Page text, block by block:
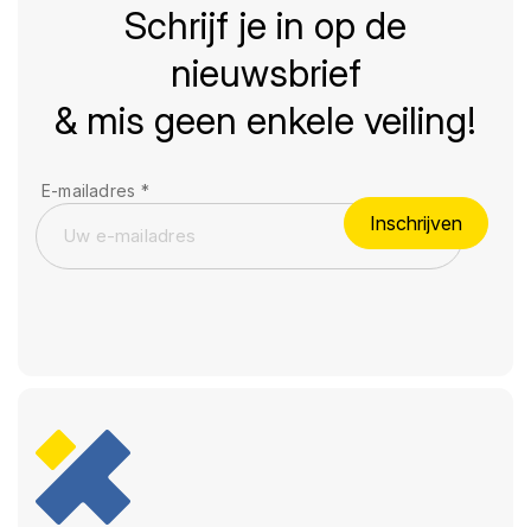
Schrijf je in op de
nieuwsbrief
& mis geen enkele veiling!
E-mailadres *
Inschrijven